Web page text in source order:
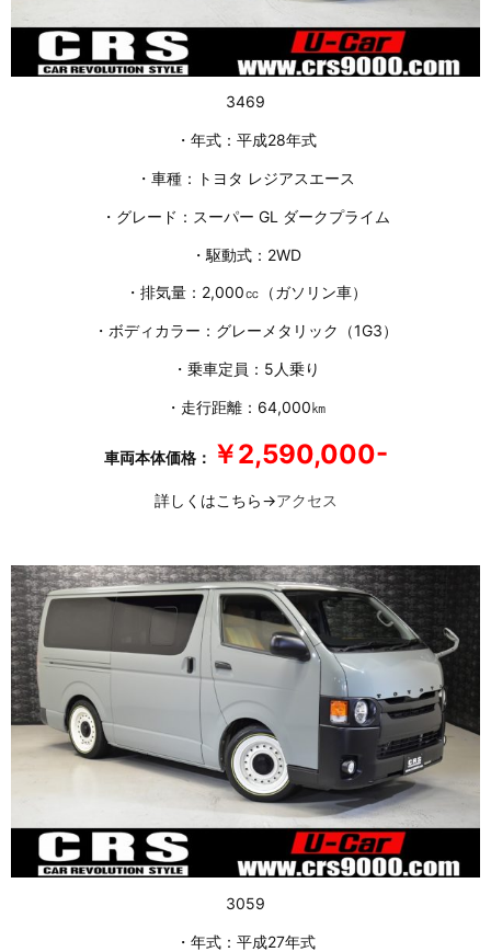
3469
・年式：平成28年式
・車種：トヨタ レジアスエース
・グレード：スーパー GL ダークプライム
・駆動式：2WD
・排気量：2,000㏄（ガソリン車）
・ボディカラー：グレーメタリック（1G3）
・乗車定員：5人乗り
・走行距離：64,000㎞
車両本体価格： ￥2,590,000-
詳しくはこちら→アクセス
3059
・年式：平成27年式